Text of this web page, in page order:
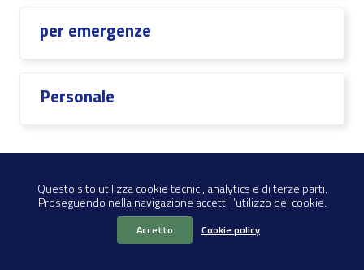
Questo sito utilizza cookie tecnici, analytics e di terze parti.
Proseguendo nella navigazione accetti l’utilizzo dei cookie.
Accetto Cookie policy
per emergenze
Personale
Piani di Emergenza
Pianificazione